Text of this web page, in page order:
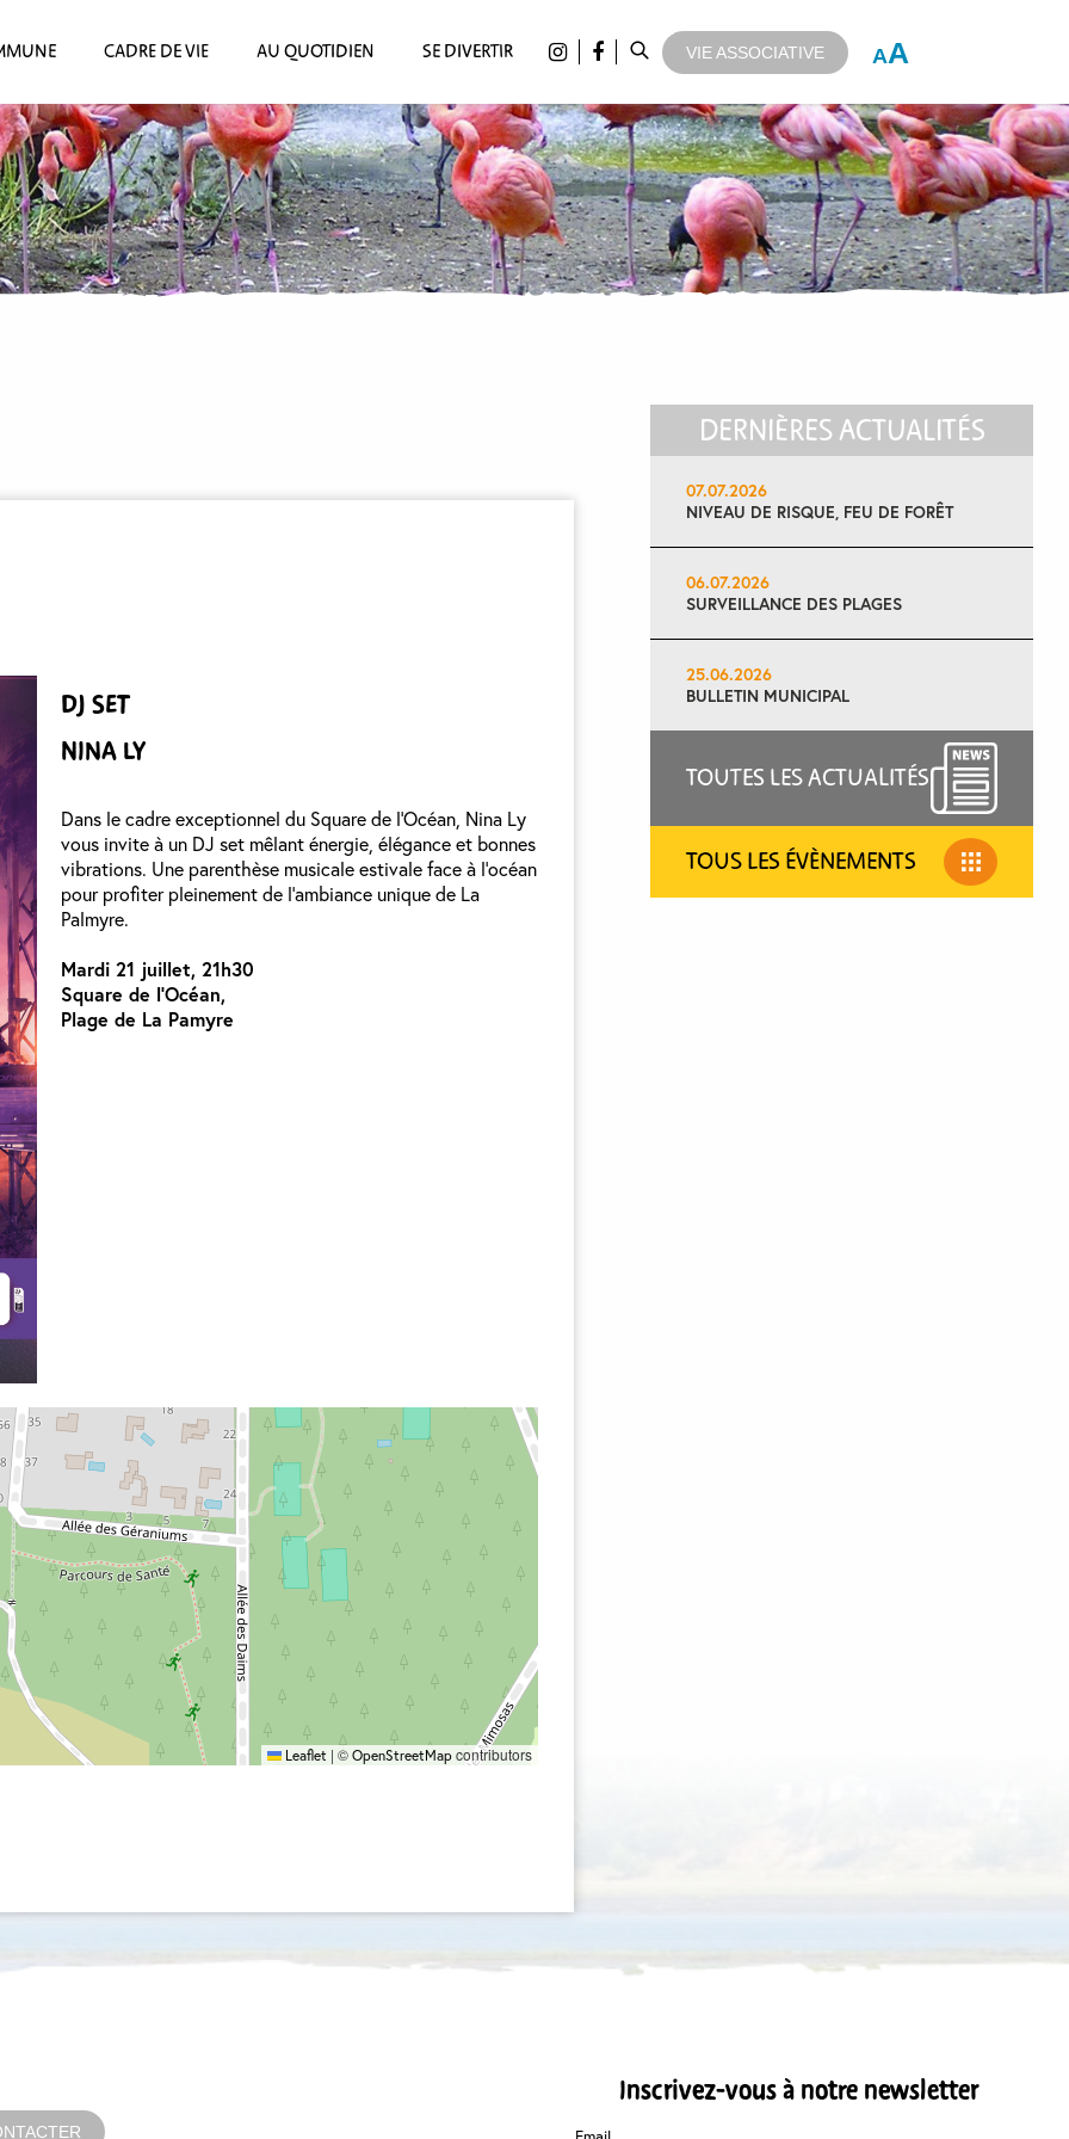
CADRE DE VIE AU QUOTIDIEN SE DIVERTIR VIE ASSOCIATIVE AA
DJ SET
NINA LY
Dans le cadre exceptionnel du Square de l’Océan, Nina Ly
vous invite à un DJ set mêlant énergie, élégance et bonnes
vibrations. Une parenthèse musicale estivale face à l’océan
pour profiter pleinement de l’ambiance unique de La
Palmyre.
Mardi 21 juillet, 21h30
Square de l’Océan,
Plage de La Pamyre
Leaflet | © OpenStreetMapcontributors
DERNIÈRES ACTUALITÉS
07.07.2026
NIVEAU DE RISQUE, FEU DE FORÊT
06.07.2026
SURVEILLANCE DES PLAGES
25.06.2026
BULLETIN MUNICIPAL
TOUTES LES ACTUALITÉS
TOUS LES ÉVÈNEMENTS
Inscrivez-vous à notre newsletter